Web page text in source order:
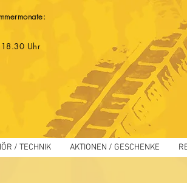
Uhr
/ TECHNIK AKTIONEN / GESCHENKE